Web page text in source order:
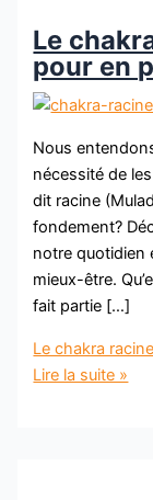
Le
pour en
Nous
nécessité de
dit racine
fondement?
notre quotidien
mieux-être.
fait partie […]
Le chakra
Lire la suite »